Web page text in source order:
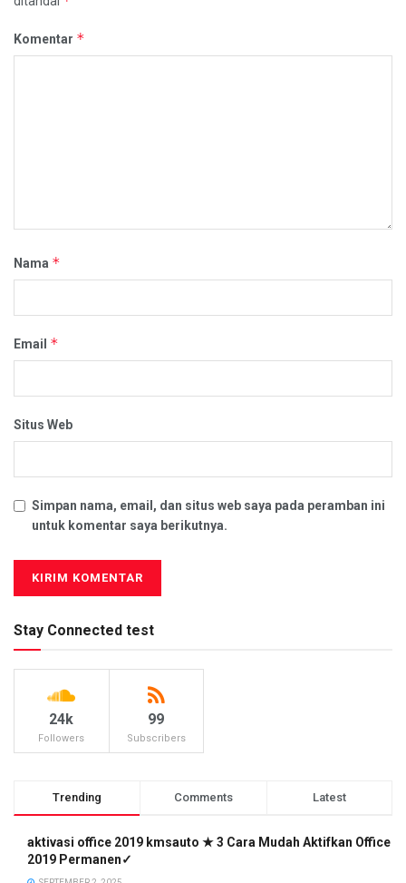
Komentar *
Nama *
Email *
Situs Web
Simpan nama, email, dan situs web saya pada peramban ini
untuk komentar saya berikutnya.
Stay Connected test
24k
Followers
99
Subscribers
Trending Comments Latest
aktivasi office 2019 kmsauto ★ 3 Cara Mudah Aktifkan Office
2019 Permanen✓